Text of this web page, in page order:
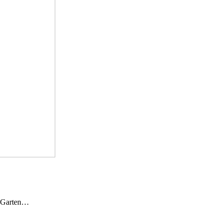
Garten…